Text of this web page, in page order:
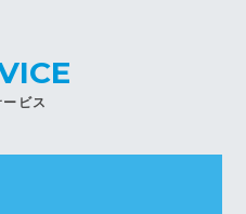
ビス